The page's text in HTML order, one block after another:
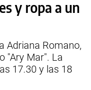
y ropa a un
Adriana Romano,
"Ary Mar". La
17.30 y las 18